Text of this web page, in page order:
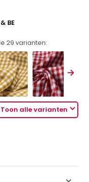
BE
29 varianten:
Toon alle varianten